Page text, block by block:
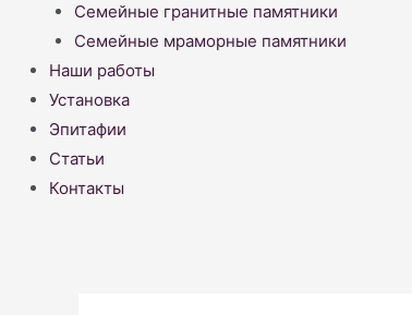
Семейные гранитные памятники
Семейные мраморные памятники
Наши работы
Установка
Эпитафии
Статьи
Контакты